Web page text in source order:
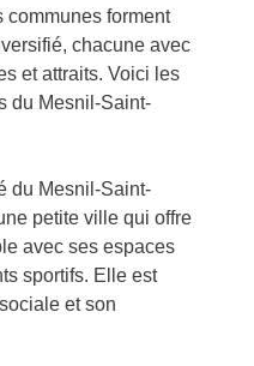
communes forment
chacune avec
et attraits. Voici les
du Mesnil-Saint-
du Mesnil-Saint-
petite ville qui offre
avec ses espaces
sportifs. Elle est
et son